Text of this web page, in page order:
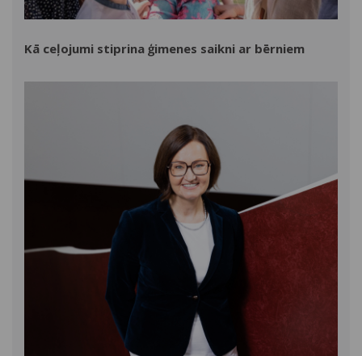
Kā ceļojumi stiprina ģimenes saikni ar bērniem